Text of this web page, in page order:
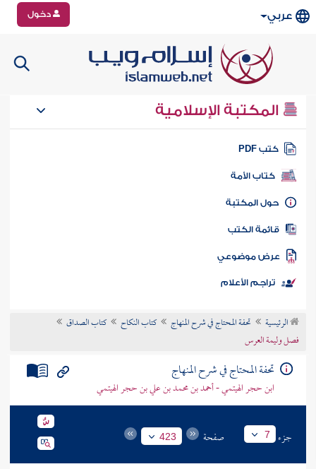
عربي دخول
المكتبة الإسلامية
كتب PDF
كتاب الأمة
المكتبة
الكتب
موضوعي
تراجم الأعلام
الرئيسية تحفة المحتاج في شرح المنهاج كتاب النكاح
كتاب الصداق
فصل وليمة العرس
تحفة المحتاج في شرح المنهاج
ابن حجر الهيتمي - أحمد بن محمد بن علي بن حجر الهيتمي
جزء 7 صفحة 423